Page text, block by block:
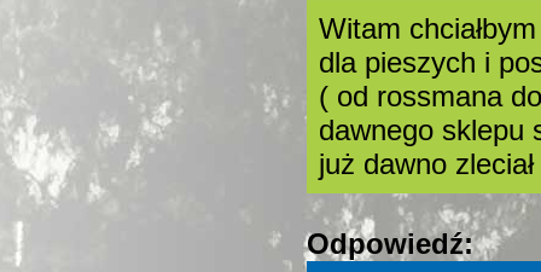
Witam
dla pieszych i
( od rossmana
dawnego sklepu
już dawno
Odpowiedź: